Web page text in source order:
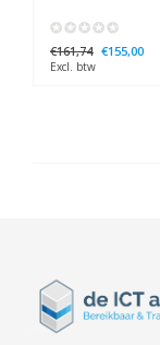
€161,74 €155,00
Excl. btw